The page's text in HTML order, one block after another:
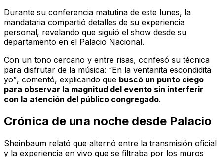
Durante su conferencia matutina de este lunes, la
mandataria compartió detalles de su experiencia
personal, revelando que siguió el show desde su
departamento en el Palacio Nacional.
Con un tono cercano y entre risas, confesó su técnica
para disfrutar de la música: “En la ventanita escondidita
yo”, comentó, explicando que buscó un punto ciego
para observar la magnitud del evento sin interferir
con la atención del público congregado.
Crónica de una noche desde Palacio
Sheinbaum relató que alternó entre la transmisión oficial
y la experiencia en vivo que se filtraba por los muros